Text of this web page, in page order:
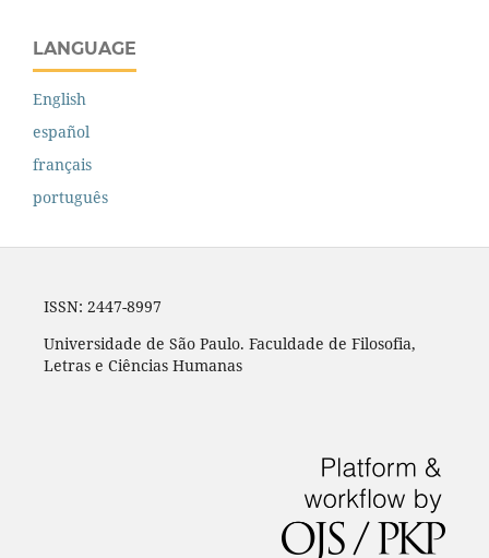
LANGUAGE
English
español
français
português
ISSN: 2447-8997
Universidade de São Paulo. Faculdade de Filosofia,
Letras e Ciências Humanas